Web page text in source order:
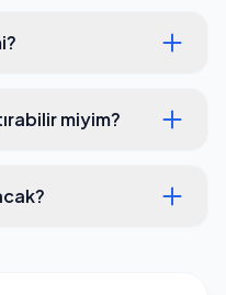
miyim?